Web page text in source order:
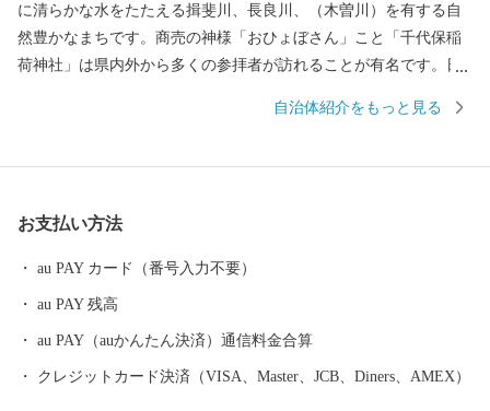
に清らかな水をたたえる揖斐川、長良川、（木曽川）を有する自
然豊かなまちです。商売の神様「おひょぼさん」こと「千代保稲
荷神社」は県内外から多くの参拝者が訪れることが有名です。日
れている海津市は、「都会」過ぎず、「田舎」過ぎない、何をす
自治体紹介をもっと見る
お支払い方法
au PAY カード（番号入力不要）
au PAY 残高
au PAY（auかんたん決済）通信料金合算
クレジットカード決済（VISA、Master、JCB、Diners、AMEX）